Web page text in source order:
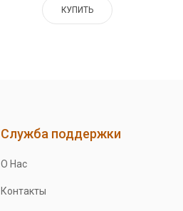
КУПИТЬ
Служба поддержки
О Нас
Контакты